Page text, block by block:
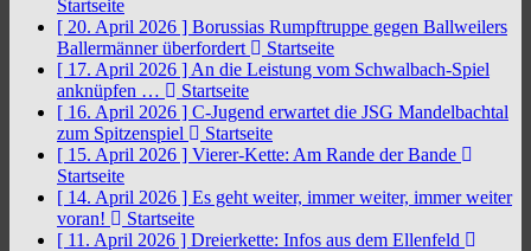
Startseite
[ 20. April 2026 ] Borussias Rumpftruppe gegen Ballweilers
Ballermänner überfordert
Startseite
[ 17. April 2026 ] An die Leistung vom Schwalbach-Spiel
anknüpfen …
Startseite
[ 16. April 2026 ] C-Jugend erwartet die JSG Mandelbachtal
zum Spitzenspiel
Startseite
[ 15. April 2026 ] Vierer-Kette: Am Rande der Bande
Startseite
[ 14. April 2026 ] Es geht weiter, immer weiter, immer weiter
voran!
Startseite
[ 11. April 2026 ] Dreierkette: Infos aus dem Ellenfeld